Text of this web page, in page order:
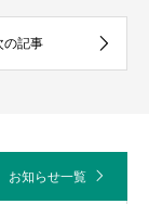
お知らせ一覧